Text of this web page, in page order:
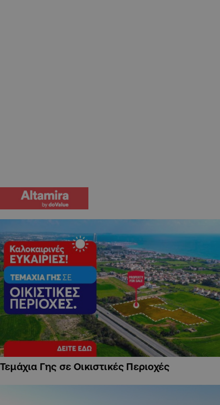
Τεμάχια Γης σε Οικιστικές Περιοχές